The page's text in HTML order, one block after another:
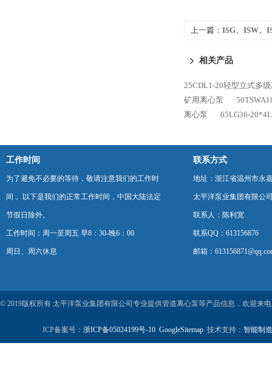
上一篇： ISG、ISW、
相关产品
25CDL1-20轻型立式多
矿用离心泵
离心泵
65LG36-
工作时间
为了避免不必要的等待，敬请注意我们的工作时
间 。以下是我们的正常工作时间，中国大陆法定
节假日除外。
工作时间：周一至周五 早8：30-晚6：00
周日、周六休息
联系方式
地址：浙江省温州市永
太平洋泵业集团有限公
联系人：陈利宽
联系QQ：613156876
邮箱：
© 2019版权所有 太平洋泵业集团有限公司专业提供管道离心泵等产品信息，欢迎来
ICP备案号： 浙ICP备05024199号-10 GoogleSitemap 技术支持： 智能制